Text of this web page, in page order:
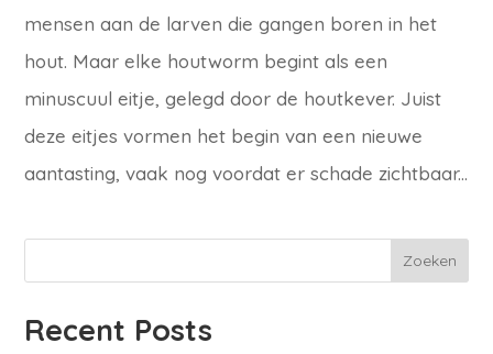
mensen aan de larven die gangen boren in het
hout. Maar elke houtworm begint als een
minuscuul eitje, gelegd door de houtkever. Juist
deze eitjes vormen het begin van een nieuwe
aantasting, vaak nog voordat er schade zichtbaar...
Zoeken
Recent Posts